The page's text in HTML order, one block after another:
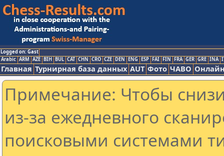
Logged on: Gast
Arabic ARM AZE BIH BUL CAT CHN CRO CZE DEN ENG ESP FAI FIN FRA GER GRE INA
Главная Турнирная база данных AUT Фото ЧАВО
Примечание: Чтобы
из-за ежедневного
поисковыми системами